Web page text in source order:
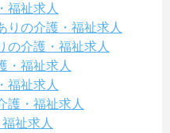
福祉求人
りの介護・福祉求人
の介護・福祉求人
・福祉求人
福祉求人
護・福祉求人
祉求人